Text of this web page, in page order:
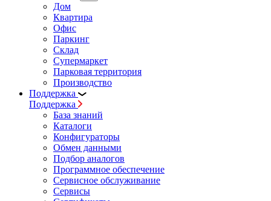
Дом
Квартира
Офис
Паркинг
Склад
Супермаркет
Парковая территория
Производство
Поддержка
Поддержка
База знаний
Каталоги
Конфигураторы
Обмен данными
Подбор аналогов
Программное обеспечение
Сервисное обслуживание
Сервисы